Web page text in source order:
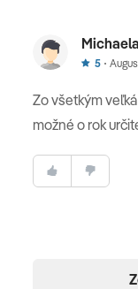
Michaela
5
Zo všetkým
možné o rok